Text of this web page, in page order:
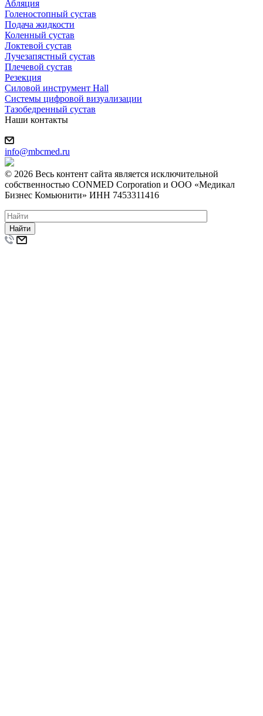
Абляция
Голеностопный сустав
Подача жидкости
Коленный сустав
Локтевой сустав
Лучезапястный сустав
Плечевой сустав
Резекция
Силовой инструмент Hall
Системы цифровой визуализации
Тазобедренный сустав
Наши контакты
info@mbcmed.ru
© 2026 Весь контент сайта является исключительной
собственностью CONMED Corporation и ООО «Медикал
Бизнес Комьюнити» ИНН 7453311416
Найти